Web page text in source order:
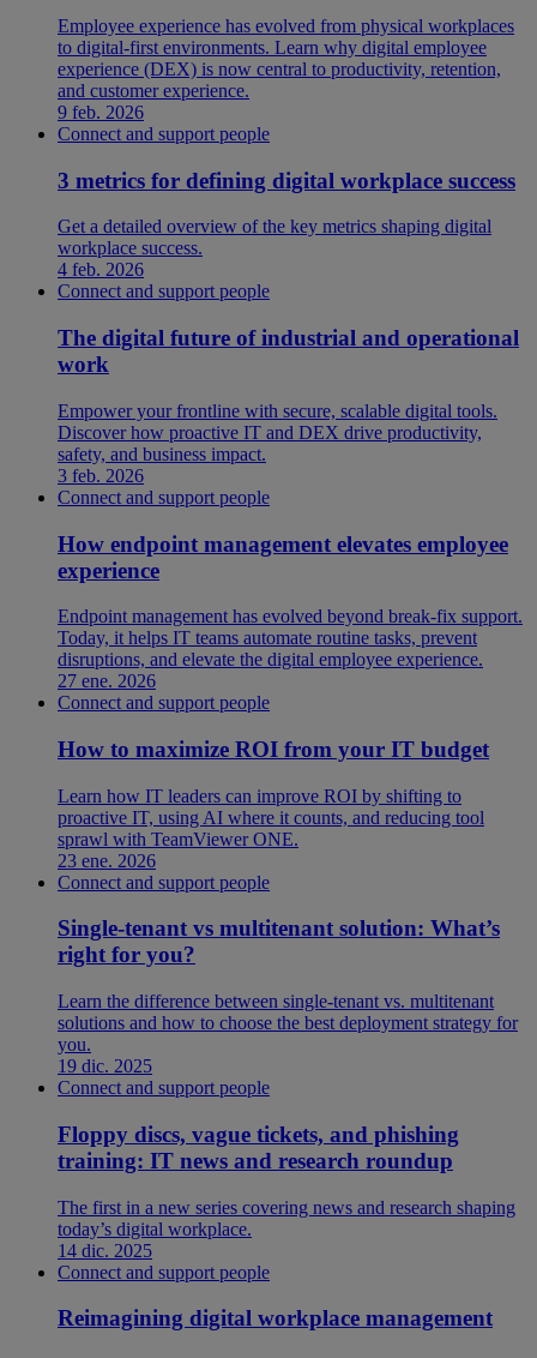
Employee experience has evolved from physical workplaces
to digital-first environments. Learn why digital employee
experience (DEX) is now central to productivity, retention,
and customer experience.
9 feb. 2026
Connect and support people
3 metrics for defining digital workplace success
Get a detailed overview of the key metrics shaping digital
workplace success.
4 feb. 2026
Connect and support people
The digital future of industrial and operational
work
Empower your frontline with secure, scalable digital tools.
Discover how proactive IT and DEX drive productivity,
safety, and business impact.
3 feb. 2026
Connect and support people
How endpoint management elevates employee
experience
Endpoint management has evolved beyond break-fix support.
Today, it helps IT teams automate routine tasks, prevent
disruptions, and elevate the digital employee experience.
27 ene. 2026
Connect and support people
How to maximize ROI from your IT budget
Learn how IT leaders can improve ROI by shifting to
proactive IT, using AI where it counts, and reducing tool
sprawl with TeamViewer ONE.
23 ene. 2026
Connect and support people
Single-tenant vs multitenant solution: What’s
right for you?
Learn the difference between single-tenant vs. multitenant
solutions and how to choose the best deployment strategy for
you.
19 dic. 2025
Connect and support people
Floppy discs, vague tickets, and phishing
training: IT news and research roundup
The first in a new series covering news and research shaping
today’s digital workplace.
14 dic. 2025
Connect and support people
Reimagining digital workplace management